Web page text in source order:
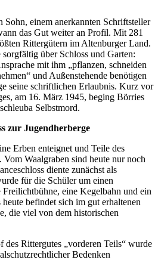
Sohn, einem anerkannten Schriftsteller
das Gut weiter an Profil. Mit 281
Rittergütern im Altenburger Land.
über Schloss und Garten:
mit ihm „pflanzen, schneiden
und Außenstehende benötigen
seine schriftlichen Erlaubnis. Kurz vor
am 16. März 1945, beging Börries
Selbstmord.
zur Jugendherberge
Erben enteignet und Teile des
Vom Waalgraben sind heute nur noch
diente zunächst als
für die Schüler um einen
eine Kegelbahn und ein
befindet sich im gut erhaltenen
die viel von dem historischen
des Rittergutes „vorderen Teils“ wurde
Bedenken